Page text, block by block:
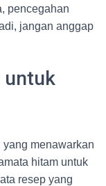
pencegahan
jangan anggap
untuk
menawarkan
hitam untuk
resep yang